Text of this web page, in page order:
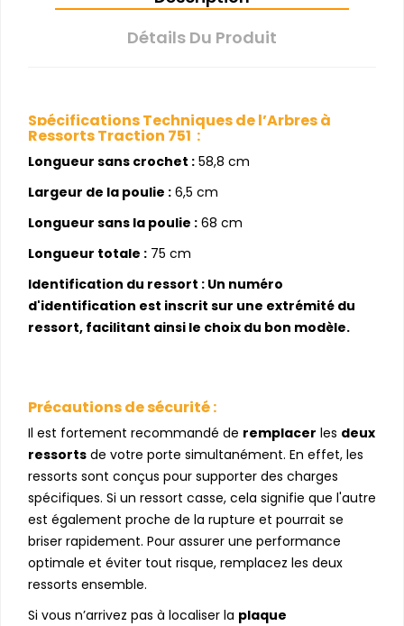
Détails Du Produit
Spécifications Techniques de l’Arbres à
Ressorts Traction 751 :
Longueur sans crochet : 58,8 cm
Largeur de la poulie : 6,5 cm
Longueur sans la poulie : 68 cm
Longueur totale : 75 cm
Identification du ressort : Un numéro
d'identification est inscrit sur une extrémité du
ressort, facilitant ainsi le choix du bon modèle.
Précautions de sécurité :
Il est fortement recommandé de remplacer les deux
ressorts de votre porte simultanément. En effet, les
ressorts sont conçus pour supporter des charges
spécifiques. Si un ressort casse, cela signifie que l'autre
est également proche de la rupture et pourrait se
briser rapidement. Pour assurer une performance
optimale et éviter tout risque, remplacez les deux
ressorts ensemble.
Si vous n’arrivez pas à localiser la plaque